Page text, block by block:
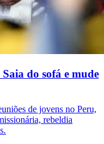
do sofá e mude
de jovens no Peru,
rebeldia